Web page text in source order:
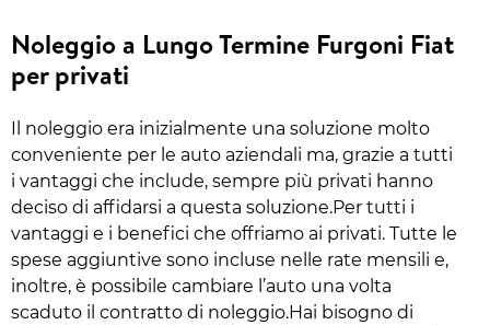
Noleggio a Lungo Termine Furgoni Fiat
per privati
Il noleggio era inizialmente una soluzione molto
conveniente per le auto aziendali ma, grazie a tutti
i vantaggi che include, sempre più privati hanno
deciso di affidarsi a questa soluzione.Per tutti i
vantaggi e i benefici che offriamo ai privati. Tutte le
spese aggiuntive sono incluse nelle rate mensili e,
inoltre, è possibile cambiare l’auto una volta
scaduto il contratto di noleggio.Hai bisogno di